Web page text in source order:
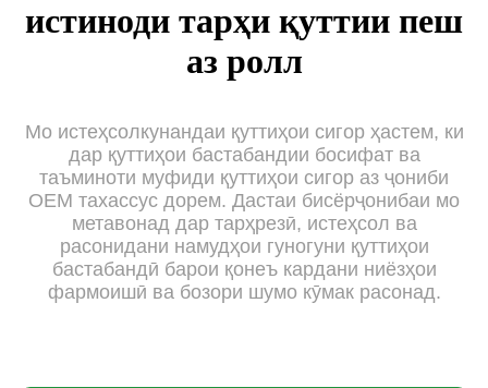
истиноди тарҳи қуттии пеш
аз ролл
Мо истеҳсолкунандаи қуттиҳои сигор ҳастем, ки
дар қуттиҳои бастабандии босифат ва
таъминоти муфиди қуттиҳои сигор аз ҷониби
OEM тахассус дорем. Дастаи бисёрҷонибаи мо
метавонад дар тарҳрезӣ, истеҳсол ва
расонидани намудҳои гуногуни қуттиҳои
бастабандӣ барои қонеъ кардани ниёзҳои
фармоишӣ ва бозори шумо кӯмак расонад.